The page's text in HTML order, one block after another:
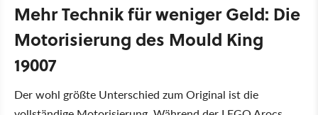
Mehr Technik für weniger Geld: Die
Motorisierung des Mould King
19007
Der wohl größte Unterschied zum Original ist die